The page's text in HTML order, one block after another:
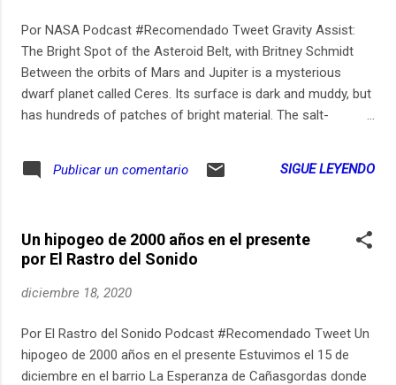
Por NASA Podcast #Recomendado Tweet Gravity Assist:
The Bright Spot of the Asteroid Belt, with Britney Schmidt
Between the orbits of Mars and Jupiter is a mysterious
dwarf planet called Ceres. Its surface is dark and muddy, but
has hundreds of patches of bright material. The salt-
images. NASA’s Dawn spacecraft got a close look, and
other bright features. Ceres’ crust also contains a significant
amount of ice. Astrobiologist Britney Schmidt discusses the
implications, as well as her fieldwork in Antarctica.
Publicar un comentario SIGUE LEYENDO
Un hipogeo de 2000 años en el presente
por El Rastro del Sonido
diciembre 18, 2020
Por El Rastro del Sonido Podcast #Recomendado Tweet Un
hipogeo de 2000 años en el presente Estuvimos el 15 de
diciembre en el barrio La Esperanza de Cañasgordas donde